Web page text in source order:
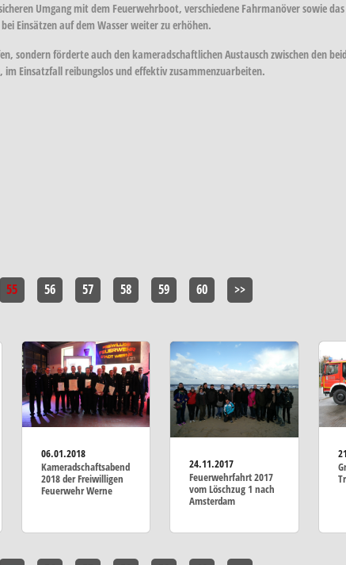
Umgang mit dem Feuerwehrboot, verschiedene Fahrmanöver sowie
Einsätzen auf dem Wasser weiter zu erhöhen.
sondern förderte auch den kameradschaftlichen Austausch zwischen den
Einsatzfall reibungslos und effektiv zusammenzuarbeiten.
55 56 57 58 59 60 >>
06.01.2018
Kameradschaftsabend
2018 der Freiwilligen
Feuerwehr Werne
24.11.2017
Feuerwehrfahrt 2017
vom Löschzug 1 nach
Amsterdam